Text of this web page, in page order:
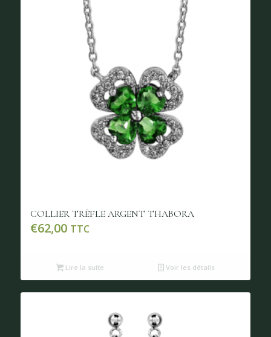
COLLIER TRÈFLE ARGENT THABORA
€62,00 TTC
Lire la suite Voir les détails